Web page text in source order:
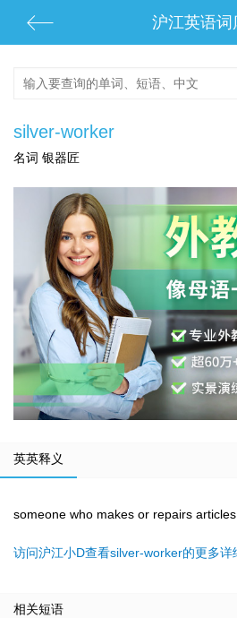
沪江英语词
silver-worker
名词 银器匠
英英释义
someone who makes or repairs
访问沪江小D查看silver-worker的更多详
相关短语